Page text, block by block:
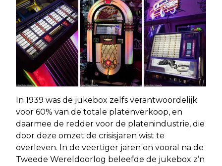
In 1939 was de jukebox zelfs verantwoordelijk
voor 60% van de totale platenverkoop, en
daarmee de redder voor de platenindustrie, die
door deze omzet de crisisjaren wist te
overleven. In de veertiger jaren en vooral na de
Tweede Wereldoorlog beleefde de jukebox z’n